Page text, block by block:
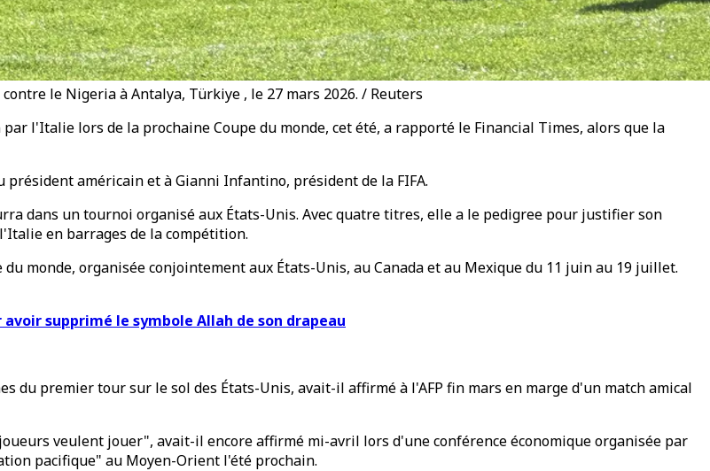
le Nigeria à Antalya, Türkiye , le 27 mars 2026. / Reuters
l'Italie lors de la prochaine Coupe du monde, cet été, a rapporté le Financial Times, alors que la
américain et à Gianni Infantino, président de la FIFA.
dans un tournoi organisé aux États-Unis. Avec quatre titres, elle a le pedigree pour justifier son
en barrages de la compétition.
monde, organisée conjointement aux États-Unis, au Canada et au Mexique du 11 juin au 19 juillet.
supprimé le symbole Allah de son drapeau
du premier tour sur le sol des États-Unis, avait-il affirmé à l'AFP fin mars en marge d'un match amical
veulent jouer", avait-il encore affirmé mi-avril lors d'une conférence économique organisée par
pacifique" au Moyen-Orient l'été prochain.